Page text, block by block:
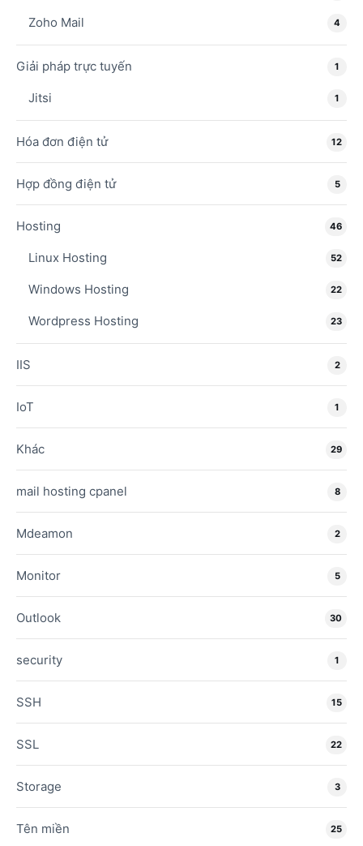
Zoho Mail 4
Giải pháp trực tuyến 1
Jitsi 1
Hóa đơn điện tử 12
Hợp đồng điện tử 5
Hosting 46
Linux Hosting 52
Windows Hosting 22
Wordpress Hosting 23
IIS 2
IoT 1
Khác 29
mail hosting cpanel 8
Mdeamon 2
Monitor 5
Outlook 30
security 1
SSH 15
SSL 22
Storage 3
Tên miền 25